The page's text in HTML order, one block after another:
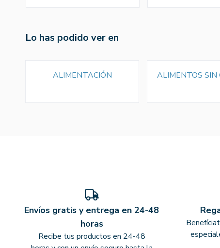
Lo has podido ver en
ALIMENTACIÓN ALIMENTOS SIN
Envíos gratis y entrega en 24-48
horas
Recibe tus productos en 24-48